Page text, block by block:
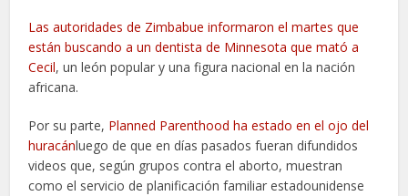
Las autoridades de Zimbabue informaron el martes que
están buscando a un dentista de Minnesota que mató a
Cecil, un león popular y una figura nacional en la nación
africana.
Por su parte, Planned Parenthood ha estado en el ojo del
huracánluego de que en días pasados fueran difundidos
videos que, según grupos contra el aborto, muestran
como el servicio de planificación familiar estadounidense